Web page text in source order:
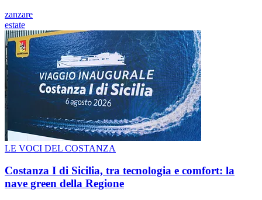
zanzare
estate
LE VOCI DEL COSTANZA
Costanza I di Sicilia, tra tecnologia e comfort: la
nave green della Regione